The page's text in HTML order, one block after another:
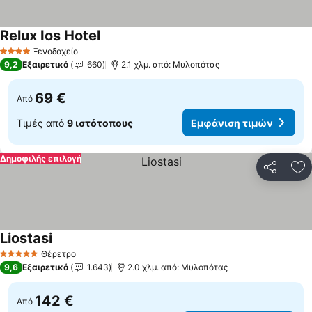
4 ΑστέριαΞενοδοχείο
Relux Ios HotelΕμφάνιση τιμών
9,2 Εξαιρετικό 660 2.1 χλμ. από: Μυλοπότας
Από 69 €
Τιμές από 9 ιστότοπους Εμφάνιση τιμών
Δημοφιλής επιλογή
5 Αστέρια Θέρετρο
LiostasiΕμφάνιση τιμών
9,6 Εξαιρετικό 1.643 2.0 χλμ. από: Μυλοπότας
Από 142 €